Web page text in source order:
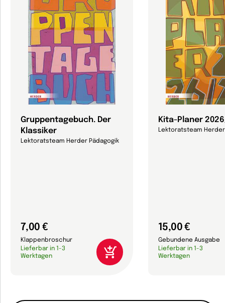
Gruppentagebuch. Der
Klassiker
Lektoratsteam Herder Pädagogik
7,00 €
Klappenbroschur
Lieferbar in 1-3
Werktagen
Kita-Planer
Lektoratsteam Herder
15,00 €
Gebundene Ausgabe
Lieferbar in 1-3
Werktagen